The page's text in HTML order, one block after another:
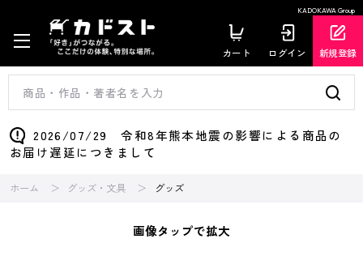
KADOKAWA Group
カート ログイン 新規登録
2026/07/29 令和8年熊本地震の影響による商品の
お届け遅延につきまして
ホーム グッズ・文具 グッズ
画像タップで拡大